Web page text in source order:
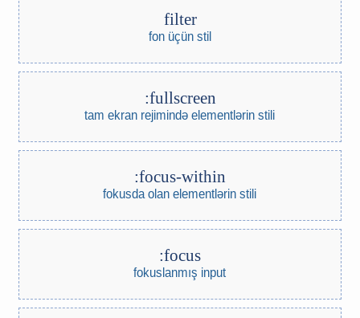
filter
fon üçün stil
:fullscreen
tam ekran rejimində elementlərin stili
:focus-within
fokusda olan elementlərin stili
:focus
fokuslanmış input